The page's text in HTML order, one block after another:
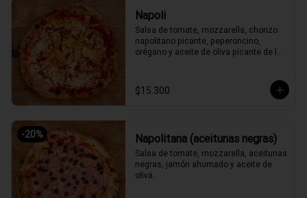
Napoli
Salsa de tomate, mozzarella, chorizo
napolitano picante, peperoncino,
orégano y aceite de oliva picante de la
$15.300
-20% Napolitana (aceitunas negras)
Salsa de tomate, mozzarella, aceitunas
negras, jamón ahumado y aceite de
oliva.